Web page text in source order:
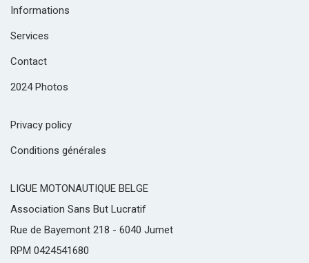
Informations
Services
Contact
2024 Photos
Privacy policy
Conditions générales
LIGUE MOTONAUTIQUE BELGE
Association Sans But Lucratif
Rue de Bayemont 218 - 6040 Jumet
RPM 0424541680